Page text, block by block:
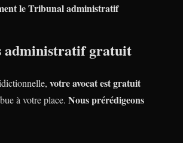
le Tribunal administratif
administratif gratuit
votre avocat est gratuit
à votre place. Nous prérédigeons